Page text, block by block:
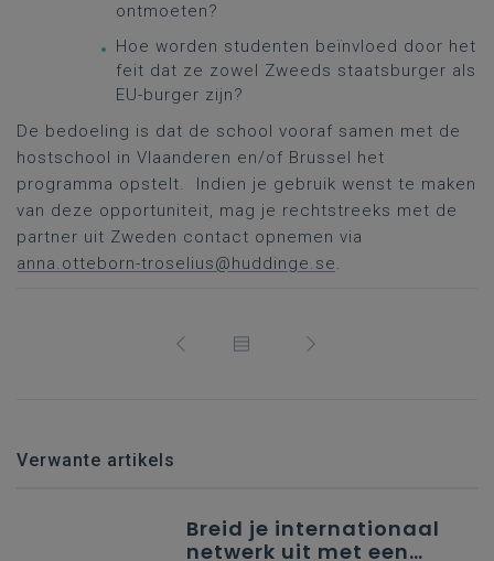
ontmoeten?
Hoe worden studenten beïnvloed door het
feit dat ze zowel Zweeds staatsburger als
EU-burger zijn?
De bedoeling is dat de school vooraf samen met de
hostschool in Vlaanderen en/of Brussel het
programma opstelt. Indien je gebruik wenst te maken
van deze opportuniteit, mag je rechtstreeks met de
partner uit Zweden contact opnemen via
anna.otteborn-troselius@huddinge.se.
Verwante artikels
Breid je internationaal
netwerk uit met een